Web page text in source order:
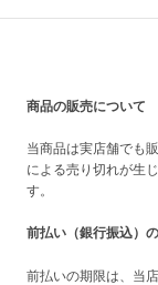
商品の販売について
当商品は実店舗でも
による売り切れが生
す。
前払い（銀行振込）
前払いの期限は、当